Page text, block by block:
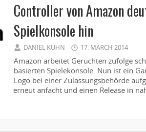
Controller von Amazon
Spielkonsole hin
DANIEL KUHN 17. MARCH 2014
Amazon arbeitet Gerüchten zufolge
basierten Spielekonsole. Nun ist ein
Logo bei einer Zulassungsbehörde
erneut anfacht und einen Release in